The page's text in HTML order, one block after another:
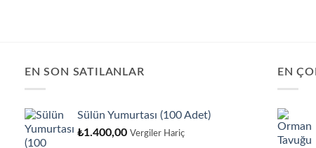
EN SON SATILANLAR
Sülün Yumurtası (100 Adet)
₺1.400,00 Vergiler Hariç
EN